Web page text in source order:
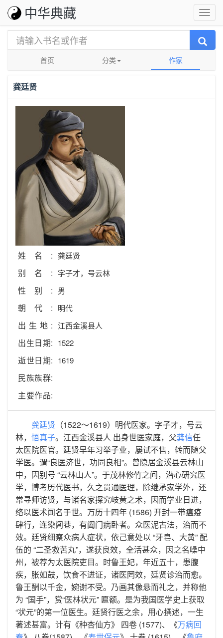
中华典藏
首页 分类 作家
龚廷贤
姓名: 龚廷贤
别名: 字子才，号云林
性别: 男
朝代: 明代
出生地: 江西金溪县人
出生日期: 1522
逝世日期: 1619
民族族群:
主要作品:
龚廷贤 （1522～1619）明代医家。字子才，号云
林， 悟真子。江西金溪县人 出身世医家庭，父龚信任
太医院医官。廷贤早年习举子业，屡试不售，转而随父
学医。谓“良医济世，功同良相”。曾隐居金溪县云林山
中，因别号 “云林山人”。于茂林修竹之间，潜心研究医
学，博考历代医书，久之贯通医理，除继承家学外，还
常寻师访贤，与诸名家探究岐黄之术，因而学业日进，
络以医术闻名于世。万历十四年 (1586) 开封一带瘟疫
肆行，连染闾巷，有阖门病卧者。众医泥古法，治而不
效。廷贤细察众病人症状，依己意处以 “牙皂、大黄” 配
伍的 “二圣救苦丸”，遂获良效，全活甚众，因之名噪中
州，被荐为太医院吏目。时鲁王妃，年近五十，患腹
疾，胀如鼓，饮食不进证，诸医罔效，廷贤诊治而愈。
鲁王酬以千金，婉谢不受。乃画其像悬而礼之，并称他
为 “国手”，赏“医林状元” 匾额。是为我国医学史上获取
“状元”的第一位医生。廷贤行医之余，用心撰述，一生
著述甚富。计有《种杏仙方》 四卷 (1577)、《万病回